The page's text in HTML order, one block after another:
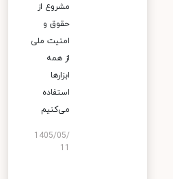
مشروع از
حقوق و
امنیت ملی
از همه
ابزارها
استفاده
می‌کنیم
1405/05/